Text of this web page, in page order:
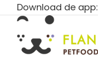
Download de app: